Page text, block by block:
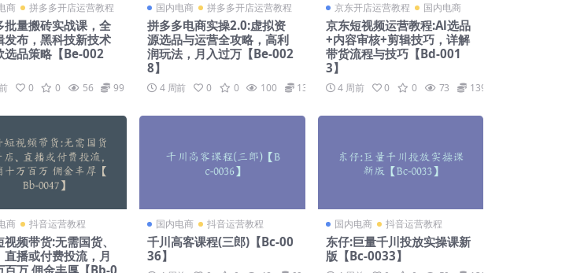
商 拼多多开店运营教程
批量搬砖实战课，全
发布，黑科技新技术
选品策略【Be-002
0 0 56 99
国内电商 拼多多开店运营教程
拼多多电商实操2.0:虚拟资
源选品与运营全攻略，高利
润玩法，月入过万【Be-002
8】
4 周前 0 0 100 139
京东开店运营教程 国内电商
京东短视频运营教程:Al选品
+内容审核+剪辑技巧，详解
带货流程与技巧【Bd-001
3】
4 周前 0 0 73 139
商 抖音运营教程
频带货:无需国货、
直播或付费投流，月
百万 佣金丰厚【Bb-0
国内电商 抖音运营教程
千川高客课程(三郎)【Bc-00
36】
国内电商 抖音运营教程
东仔:巨量千川投放实操课新
版【Bc-0033】